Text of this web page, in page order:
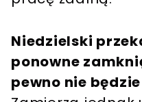
Niedzielski
ponowne
pewno nie